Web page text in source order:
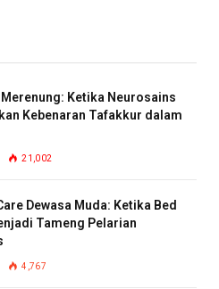
Ketika Neurosains
Kebenaran Tafakkur dalam
21,002
Dewasa Muda: Ketika Bed
Tameng Pelarian
4,767